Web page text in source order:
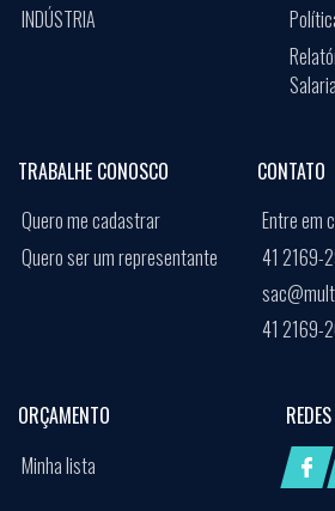
INDÚSTRIA
ORÇAMENTO
Minha lista
TRABALHE CONOSCO
Quero me cadastrar
Quero ser um representante
CONTATO
Entre em
41 2169-
41 2169-